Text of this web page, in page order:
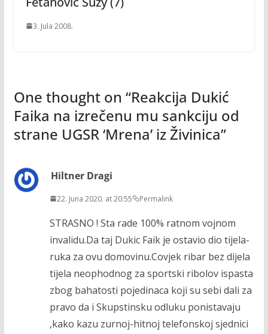
3. Jula 2008.
One thought on “Reakcija Dukić
Faika na izrečenu mu sankciju od
strane UGSR ‘Mrena’ iz Živinica”
Hiltner Dragi
22. Juna 2020. at 20:55 Permalink
STRASNO ! Sta rade 100% ratnom vojnom
invalidu.Da taj Dukic Faik je ostavio dio tijela-
ruka za ovu domovinu.Covjek ribar bez dijela
tijela neophodnog za sportski ribolov ispasta
zbog bahatosti pojedinaca koji su sebi dali za
pravo da i Skupstinsku odluku ponistavaju
,kako kazu zurnoj-hitnoj telefonskoj sjednici